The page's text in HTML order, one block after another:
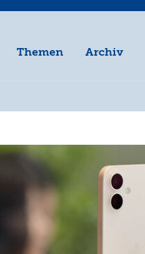
Themen Archiv